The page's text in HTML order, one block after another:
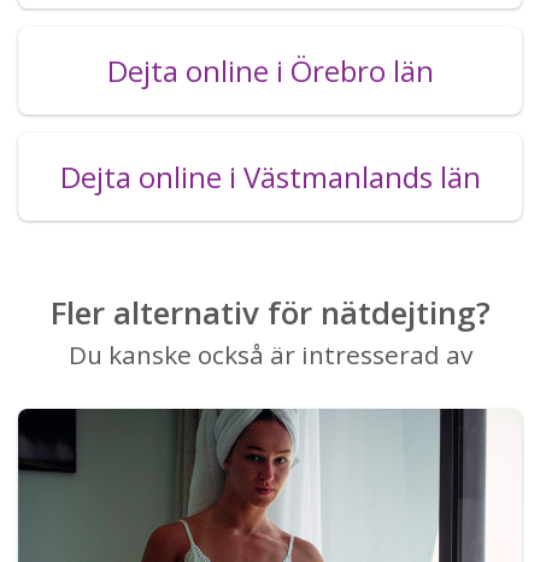
Dejta online i Örebro län
Dejta online i Västmanlands län
Fler alternativ för nätdejting?
Du kanske också är intresserad av